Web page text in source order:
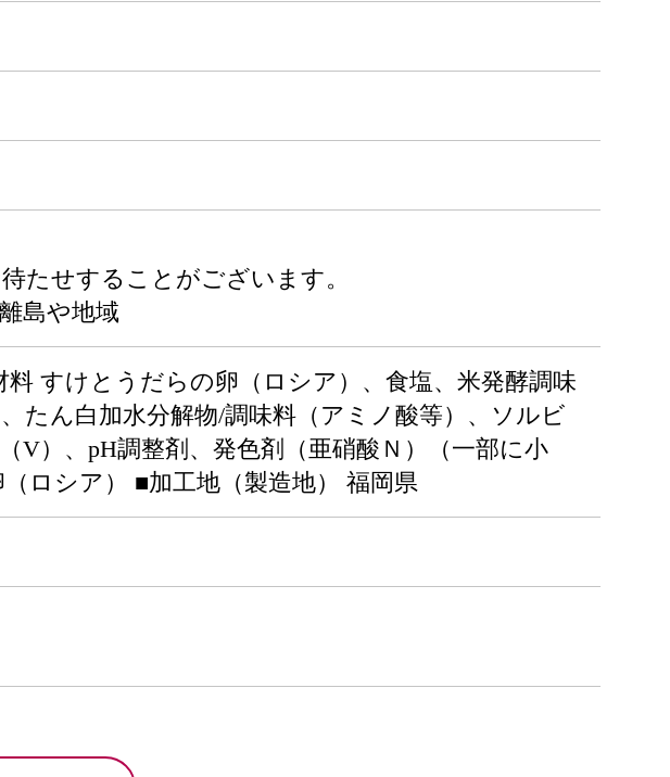
たせすることがございます。
島や地域
すけとうだらの卵（ロシア）、食塩、米発酵調味
たん白加水分解物/調味料（アミノ酸等）、ソルビ
V）、pH調整剤、発色剤（亜硝酸Ｎ）（一部に小
ロシア） ■加工地（製造地） 福岡県